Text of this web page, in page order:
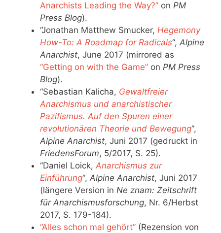
Anarchists Leading the Way?” on PM
Press Blog).
“Jonathan Matthew Smucker, Hegemony
How-To: A Roadmap for Radicals“, Alpine
Anarchist, June 2017 (mirrored as
“Getting on with the Game” on PM Press
Blog).
“Sebastian Kalicha, Gewaltfreier
Anarchismus und anarchistischer
Pazifismus. Auf den Spuren einer
revolutionären Theorie und Bewegung“,
Alpine Anarchist, Juni 2017 (gedruckt in
FriedensForum, 5/2017, S. 25).
“Daniel Loick, Anarchismus zur
Einführung“, Alpine Anarchist, Juni 2017
(längere Version in Ne znam: Zeitschrift
für Anarchismusforschung, Nr. 6/Herbst
2017, S. 179-184).
“Alles schon mal gehört” (Rezension von